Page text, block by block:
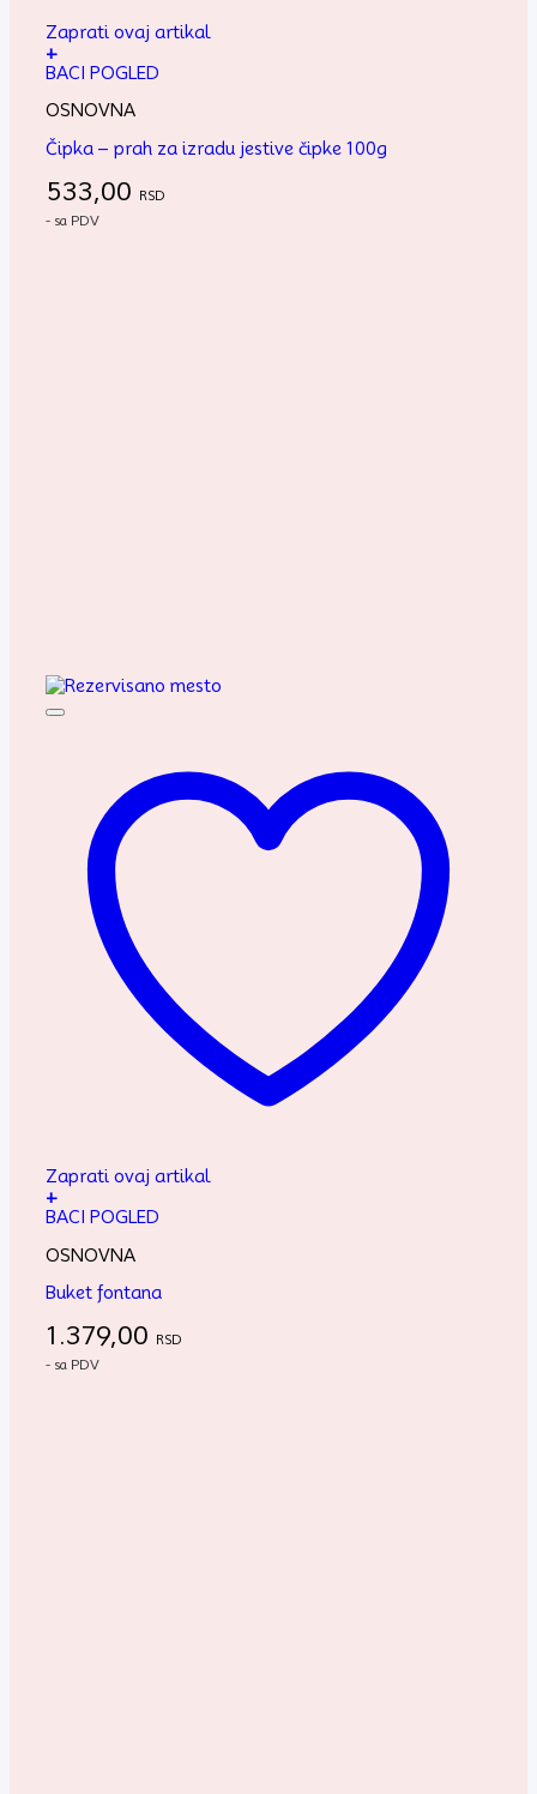
Zaprati ovaj artikal
+
BACI POGLED
OSNOVNA
Čipka – prah za izradu jestive čipke 100g
533,00 RSD
- sa PDV
Zaprati ovaj artikal
+
BACI POGLED
OSNOVNA
Buket fontana
1.379,00 RSD
- sa PDV